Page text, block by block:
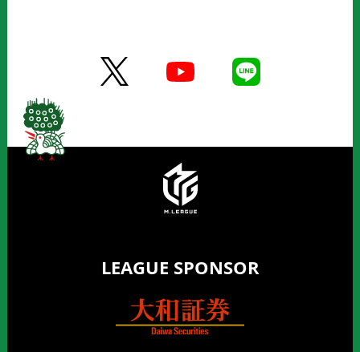
LEAGUE SPONSOR